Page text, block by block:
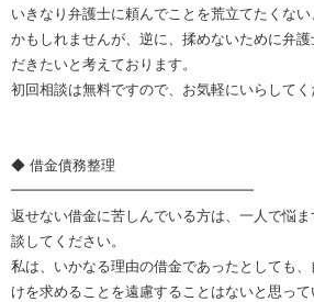
いきなり弁護士に頼んでことを荒立てたくな
かもしれませんが、逆に、揉めないために弁
だきたいと考えております。
初回相談は無料ですので、お気軽にいらしてく
◆ 借金債務整理
━━━━━━━━━━━━━━━━━
返せない借金に苦しんでいる方は、一人で悩
談してください。
私は、いかなる理由の借金であったとしても
けを求めることを遠慮することはないと思って